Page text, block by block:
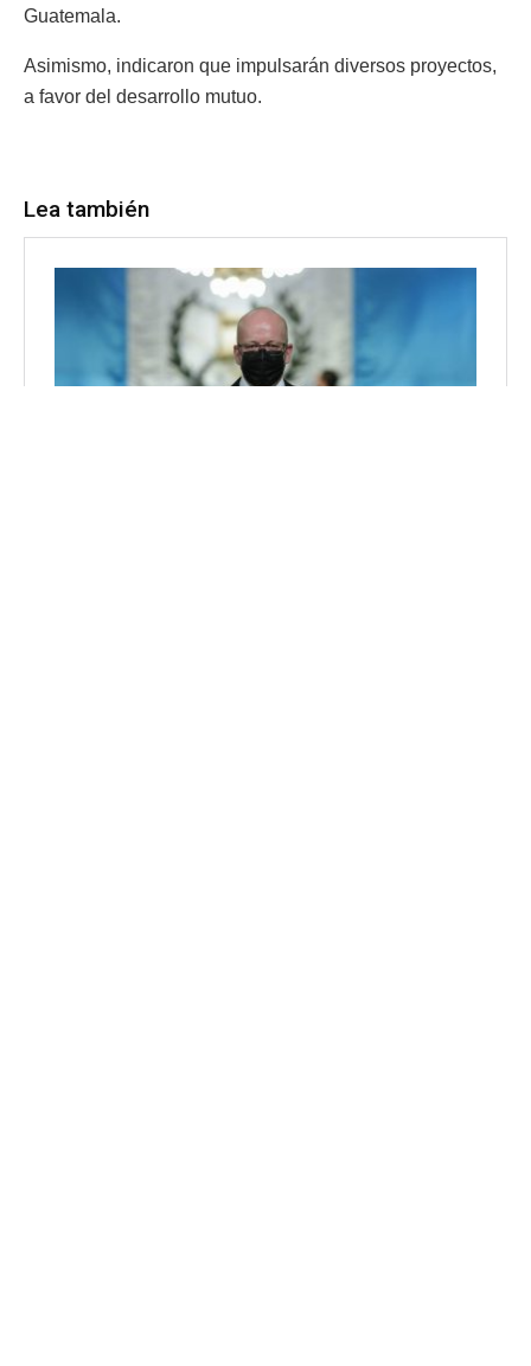
Guatemala.
Asimismo, indicaron que impulsarán diversos proyectos,
a favor del desarrollo mutuo.
Lea también